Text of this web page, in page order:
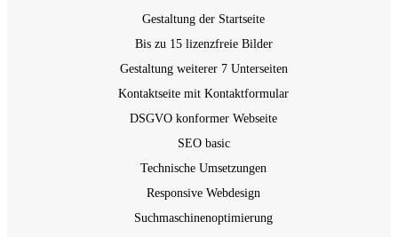
Gestaltung der Startseite
Bis zu 15 lizenzfreie Bilder
Gestaltung weiterer 7 Unterseiten
Kontaktseite mit Kontaktformular
DSGVO konformer Webseite
SEO basic
Technische Umsetzungen
Responsive Webdesign
Suchmaschinenoptimierung